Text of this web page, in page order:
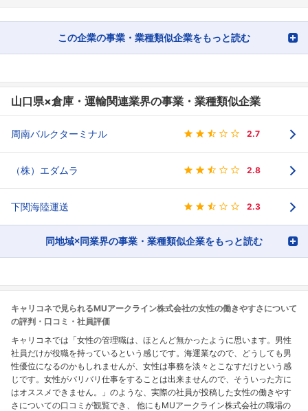
この企業の事業・業種類似企業をもっと読む
山口県×倉庫・運輸関連業界の事業・業種類似企業
周南バルクターミナル 2.7
（株）エダムラ 2.8
下関海陸運送 2.3
同地域×同業界の事業・業種類似企業をもっと読む
キャリコネで見られるMUアークライン株式会社の女性の働きやすさについて
の評判・口コミ・社員評価
キャリコネでは「女性の管理職は、ほとんど無かったように思います。男性
社員だけが役職を持っているという感じです。海運業なので、どうしても男
性優位になるのかもしれませんが、女性は事務を淡々とこなすだけという感
じです。女性がバリバリ仕事をすることは出来ませんので、そういった方に
はオススメできません。」のような、実際の社員が投稿した女性の働きやす
さについての口コミが観覧でき、 他にもMUアークライン株式会社の職場の